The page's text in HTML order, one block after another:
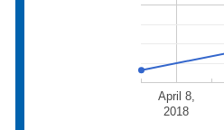
April 8,
2018